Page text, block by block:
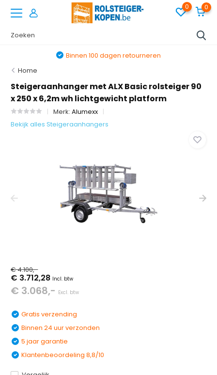
0 0
Binnen 100 dagen retourneren
Home
Steigeraanhanger met ALX Basic rolsteiger 90
x 250 x 6,2m wh lichtgewicht platform
Merk:Alumexx
Bekijk alles Steigeraanhangers
€ 4.100,-
€ 3.712,28 Incl. btw
€ 3.068,- Excl. btw
Gratis verzending
Binnen 24 uur verzonden
5 jaar garantie
Klantenbeoordeling 8,8/10